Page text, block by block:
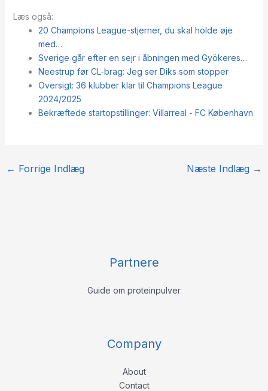
Læs også:
20 Champions League-stjerner, du skal holde øje
med…
Sverige går efter en sejr i åbningen med Gyökeres…
Neestrup før CL-brag: Jeg ser Diks som stopper
Oversigt: 36 klubber klar til Champions League
2024/2025
Bekræftede startopstillinger: Villarreal - FC København
← Forrige Indlæg Næste Indlæg →
Partnere
Guide om proteinpulver
Company
About
Contact